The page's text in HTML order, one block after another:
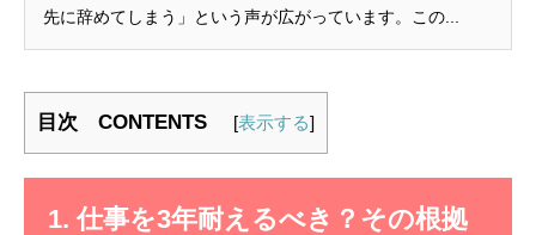
先に辞めてしまう」という声が広がっています。この...
目次 CONTENTS [表示する]
1. 仕事を3年耐えるべき？その根拠